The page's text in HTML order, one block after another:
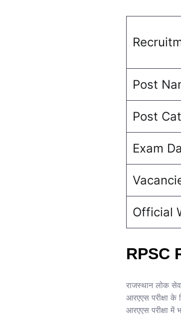
Post
Post
Exam
Official
RPSC
राजस्थान लोक
आरएएस परीक्षा के
आरएएस परीक्षा